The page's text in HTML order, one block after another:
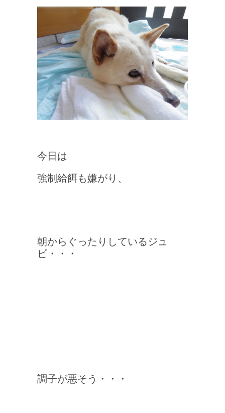
今日は
強制給餌も嫌がり、
朝からぐったりしているジュ
ピ・・・
調子が悪そう・・・